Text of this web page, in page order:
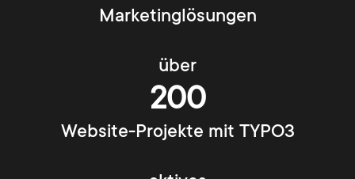
Marketinglösungen
über
200
Website-Projekte mit TYPO3